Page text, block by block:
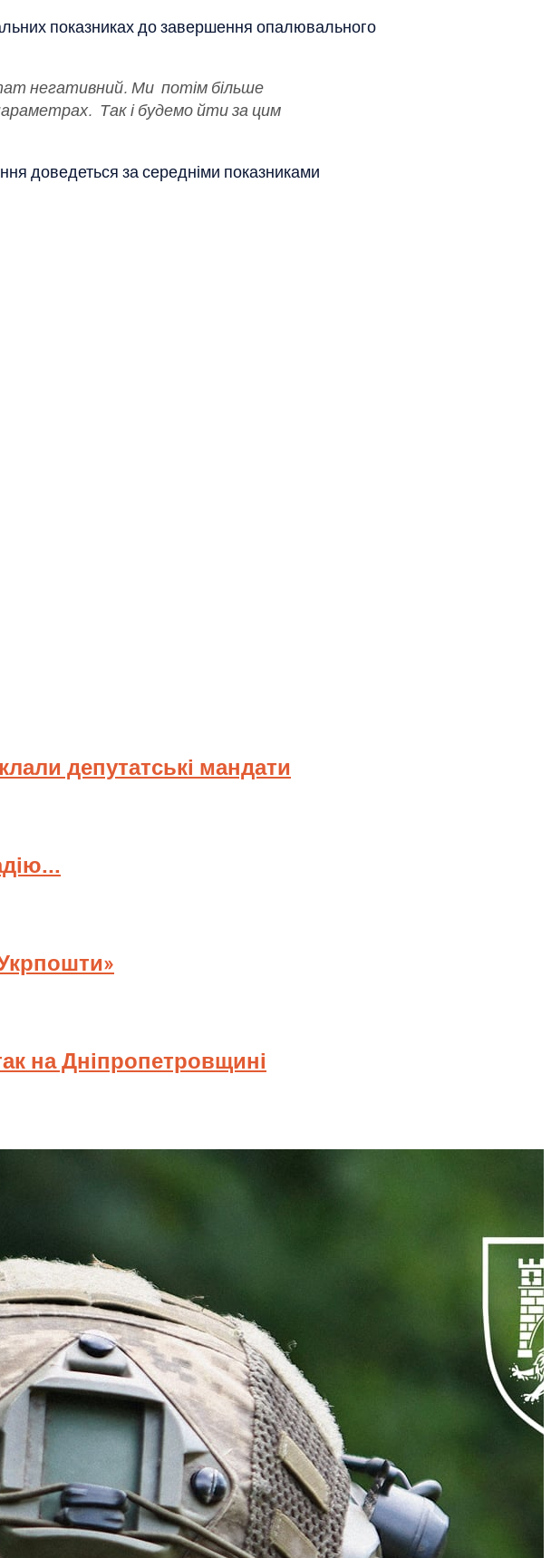
показниках до завершення опалювального
негативний. Ми потім більше
Так і будемо йти за цим
доведеться за середніми показниками
депутатські мандати
на Дніпропетровщині